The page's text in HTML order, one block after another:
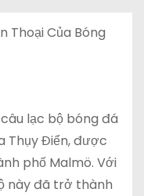
Thoại Của Bóng
lạc bộ bóng đá
Thụy Điển, được
phố Malmö. Với
này đã trở thành